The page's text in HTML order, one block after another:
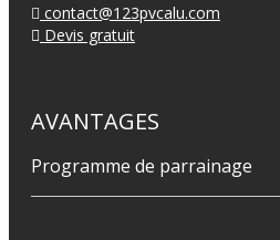
contact@123pvcalu.com
Devis gratuit
AVANTAGES
Programme de parrainage